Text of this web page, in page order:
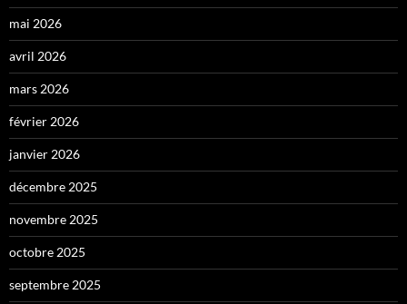
mai 2026
avril 2026
mars 2026
février 2026
janvier 2026
décembre 2025
novembre 2025
octobre 2025
septembre 2025